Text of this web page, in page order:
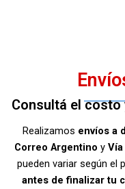
Consultá el
Realizamos envíos a
Correo Argentino y Vía
pueden variar según el
antes de finalizar tu